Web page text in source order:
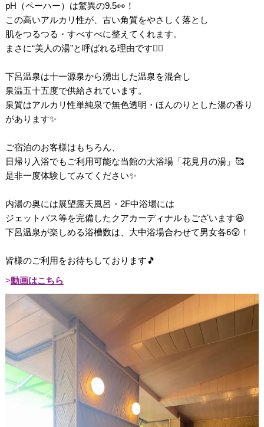
pH（ペーハー）は驚異の9.5👀！
この高いアルカリ性が、古い角質をやさしく落とし
肌をつるつる・すべすべに整えてくれます。
まさに“美人の湯”と呼ばれる理由です🧖‍♀️
下呂温泉は十一源泉から湧出した温泉を混合し
泉温五十五度で供給されています。
泉質はアルカリ性単純泉で無色透明・ほんのりとした湯の香り
があります✨
ご宿泊のお客様はもちろん、
日帰り入浴でもご利用可能な当館の大浴場「花見月の湯」🥰
是非一度体験してみてください✨
内湯の奥には展望露天風呂・2F中浴場には
ジェットバス等を完備したクアカーディナルもございます😆
下呂温泉が楽しめる浴槽数は、大中浴場合わせて男女各6😲！
皆様のご利用をお待ちしております🎵
動画はこちら